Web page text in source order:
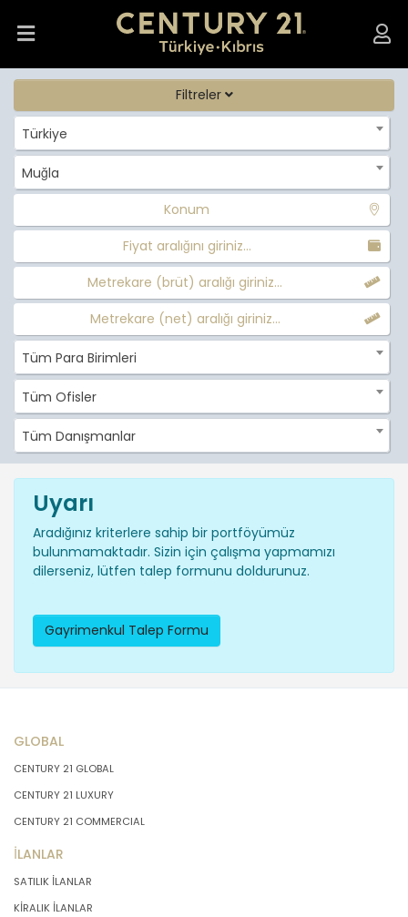
Filtreler
Türkiye
Muğla
Konum
Fiyat aralığını giriniz...
Metrekare (brüt) aralığı giriniz...
Metrekare (net) aralığı giriniz...
Tüm Para Birimleri
Tüm Ofisler
Tüm Danışmanlar
Uyarı
Aradığınız kriterlere sahip bir portföyümüz
bulunmamaktadır. Sizin için çalışma yapmamızı
dilerseniz, lütfen talep formunu doldurunuz.
Gayrimenkul Talep Formu
GLOBAL
CENTURY 21 GLOBAL
CENTURY 21 LUXURY
CENTURY 21 COMMERCIAL
İLANLAR
SATILIK İLANLAR
KİRALIK İLANLAR